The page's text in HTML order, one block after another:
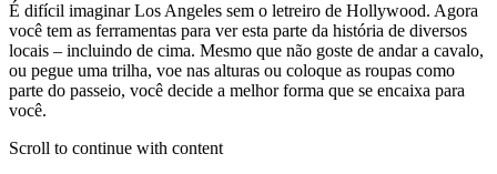
É difícil imaginar Los Angeles sem o letreiro de Hollywood. Agora
você tem as ferramentas para ver esta parte da história de diversos
locais – incluindo de cima. Mesmo que não goste de andar a cavalo,
ou pegue uma trilha, voe nas alturas ou coloque as roupas como
parte do passeio, você decide a melhor forma que se encaixa para
você.
Scroll to continue with content